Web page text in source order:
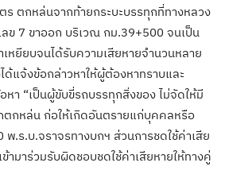
ร ตกหล่นจากท้ายกระบะบรรทุกที่ทางหลวง
ลข 7 ขาออก บริเวณ กม.39+500 จนเป็น
หยียบจนได้รับความเสียหายจำนวนหลาย
แจ้งข้อกล่าวหาให้ผู้ต้องหาทราบและ
หา “เป็นผู้ขับขี่รถบรรทุกสิ่งของ ไม่จัดให้มี
กหล่น ก่อให้เกิดอันตรายแก่บุคคลหรือ
.ร.บ.จราจรทางบกฯ ส่วนการชดใช้ค่าเสีย
ามาร่วมรับผิดชอบชดใช้ค่าเสียหายให้ทางคู่